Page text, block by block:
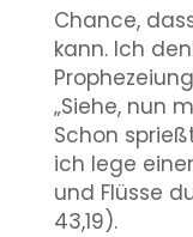
Chance,
kann. Ich
„Siehe, nun
Schon
ich lege
und Flüsse
43,19).